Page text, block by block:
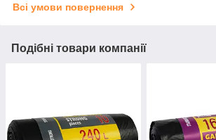
Всі умови повернення
Подібні товари компанії